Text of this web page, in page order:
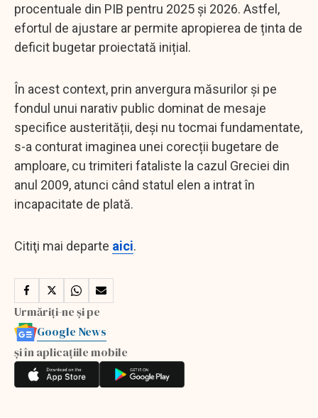
procentuale din PIB pentru 2025 și 2026. Astfel,
efortul de ajustare ar permite apropierea de ținta de
deficit bugetar proiectată inițial.
În acest context, prin anvergura măsurilor și pe
fondul unui narativ public dominat de mesaje
specifice austerității, deși nu tocmai fundamentate,
s-a conturat imaginea unei corecții bugetare de
amploare, cu trimiteri fataliste la cazul Greciei din
anul 2009, atunci când statul elen a intrat în
incapacitate de plată.
Citiţi mai departe aici.
Urmăriți-ne și pe
Google News
și în aplicațiile mobile